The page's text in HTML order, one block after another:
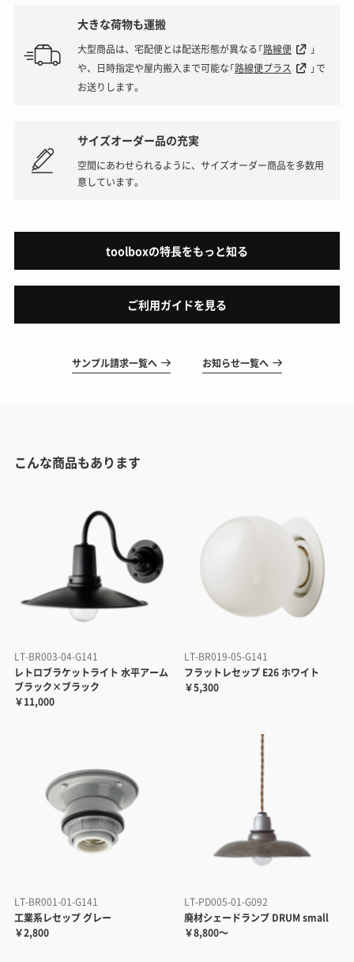
大きな荷物も運搬
大型商品は、宅配便とは配送形態が異なる「路線便
」
や、日時指定や屋内搬入まで可能な「路線便プラス
」で
お送りします。
サイズオーダー品の充実
空間にあわせられるように、サイズオーダー商品を多数用
意しています。
toolboxの特長をもっと知る
ご利用ガイドを見る
サンプル請求一覧へ お知らせ一覧へ
こんな商品もあります
LT-BR003-04-G141
レトロブラケットライト 水平アーム
ブラック×ブラック
￥11,000
LT-BR019-05-G141
フラットレセップ E26 ホワイト
￥5,300
LT-BR001-01-G141
工業系レセップ グレー
￥2,800
LT-PD005-01-G092
廃材シェードランプ DRUM small
￥8,800～